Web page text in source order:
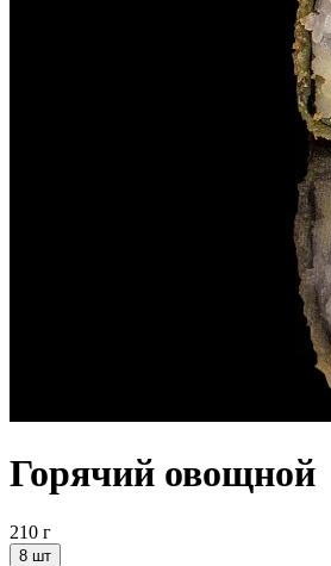
Горячий овощной
210 г
8 шт